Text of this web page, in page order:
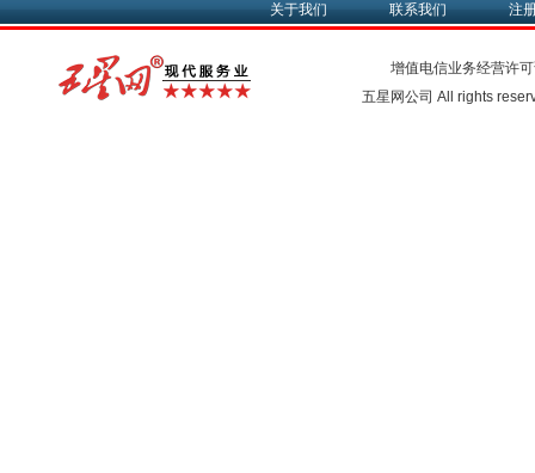
关于我们 联系我们 注
增值电信业务经营许
五星网公司 All rights